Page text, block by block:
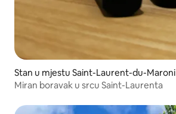
Stan u mjestu Saint-Laurent-du-Maroni
Miran boravak u srcu Saint-Laurenta